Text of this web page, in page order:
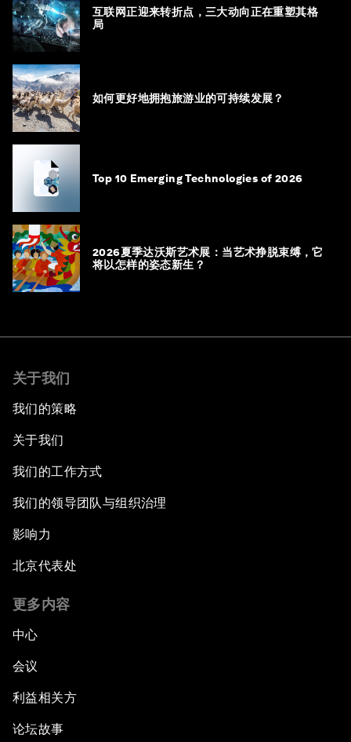
互联网正迎来转折点，三大动向正在重塑其格
局
如何更好地拥抱旅游业的可持续发展？
Top 10 Emerging Technologies of 2026
2026夏季达沃斯艺术展：当艺术挣脱束缚，它
将以怎样的姿态新生？
关于我们
我们的策略
关于我们
我们的工作方式
我们的领导团队与组织治理
影响力
北京代表处
更多内容
中心
会议
利益相关方
论坛故事